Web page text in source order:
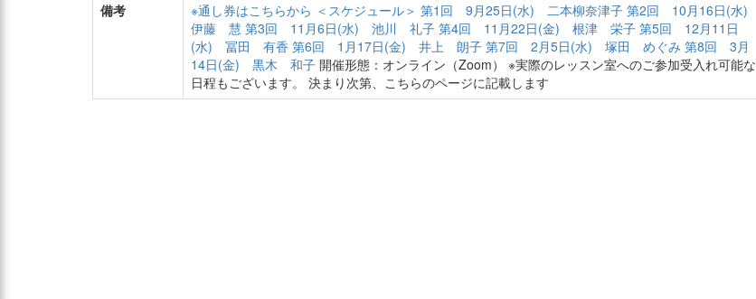
備考
※通し券はこちらから ＜スケジュール＞ 第1回 9月25日(水) 二本柳奈津子 第2回 10月16日(水)
伊藤 慧 第3回 11月6日(水) 池川 礼子 第4回 11月22日(金) 根津 栄子 第5回 12月11日
(水) 冨田 有香 第6回 1月17日(金) 井上 朗子 第7回 2月5日(水) 塚田 めぐみ 第8回 3月
14日(金) 黒木 和子 開催形態：オンライン（Zoom） ※実際のレッスン室へのご参加受入れ可能な
日程もございます。 決まり次第、こちらのページに記載します